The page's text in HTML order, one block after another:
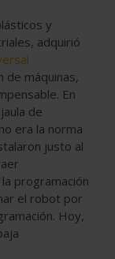
y
adquirió
de máquinas,
En
de
era la norma
justo al
programación
el robot por
Hoy,